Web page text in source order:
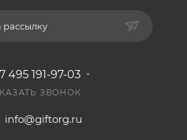
рассылку
495 191-97-03
ЗВОНОК
info@giftorg.ru